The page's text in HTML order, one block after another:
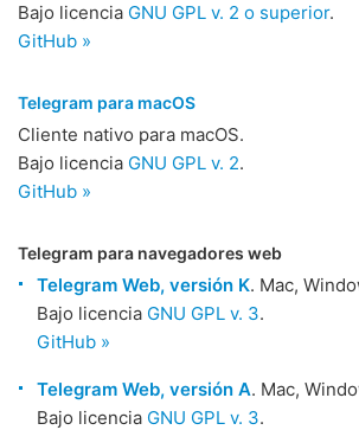
Bajo licencia GNU GPL v. 2 o superior.
GitHub »
Telegram para macOS
Cliente nativo para macOS.
Bajo licencia GNU GPL v. 2.
GitHub »
Telegram para navegadores web
Telegram Web, versión K. Mac,
Bajo licencia GNU GPL v. 3.
GitHub »
Telegram Web, versión A. Mac,
Bajo licencia GNU GPL v. 3.